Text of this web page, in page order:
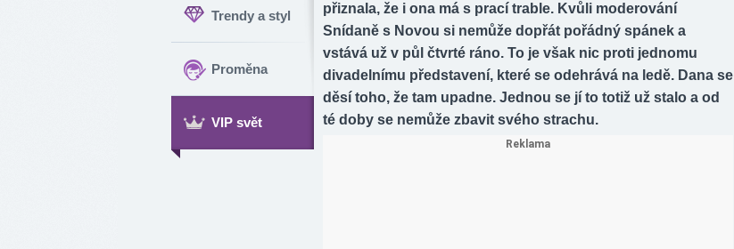
Trendy a styl
Proměna
VIP svět
přiznala, že i ona má s prací trable. Kvůli moderování
Snídaně s Novou si nemůže dopřát pořádný spánek a
vstává už v půl čtvrté ráno. To je však nic proti jednomu
divadelnímu představení, které se odehrává na ledě. Dana se
děsí toho, že tam upadne. Jednou se jí to totiž už stalo a od
té doby se nemůže zbavit svého strachu.